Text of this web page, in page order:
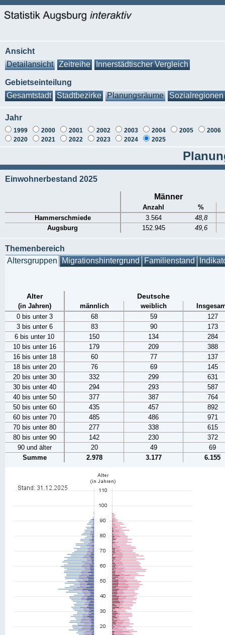
Ansicht
Detailansicht
Zeitreihe Innerstädtischer Vergleich
Gebietseinteilung
Gesamtstadt
Stadtbezirke Planungsräume Sozialregionen
Jahr
1999 2000 2001 2002 2003 2004 2005
2006
2020
2021 2022 2023 2024 2025
Einwohnerbestand 2025
Männer
Anzahl
%
Hammerschmiede
3.564
48,8
Augsburg
152.945 49,6
Themenbereich
Altersgruppen Migrationshintergrund Familienstand
Alter Deutsche
(in Jahren) männlich weiblich
0 bis unter 3
68 59
127
3 bis unter 6
83 90
173
6 bis unter 10
150 134
284
10 bis unter 16
179 209
388
16 bis unter 18
60 77
137
18 bis unter 20
76 69
145
20 bis unter 30
332 299
631
30 bis unter 40
294 293
587
40 bis unter 50
377 387
764
50 bis unter 60
435 457
892
60 bis unter 70
485 486
971
70 bis unter 80
277 338
615
80 bis unter 90
142 230
372
90 und älter
20 49
69
Summe
2.978 3.177 6.155